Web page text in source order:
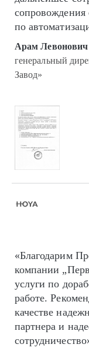
сопровождения
по
Арам
генеральный
Завод»
«Благодарим
компании
услуги по
работе.
качестве
партнера и